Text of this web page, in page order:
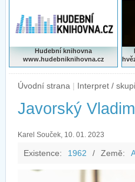
Hudební knihovna
www.hudebniknihovna.cz
Úvodní strana | Interpret /
Javorský
Karel Souček, 10. 01. 2023
Existence: 1962 / Země: